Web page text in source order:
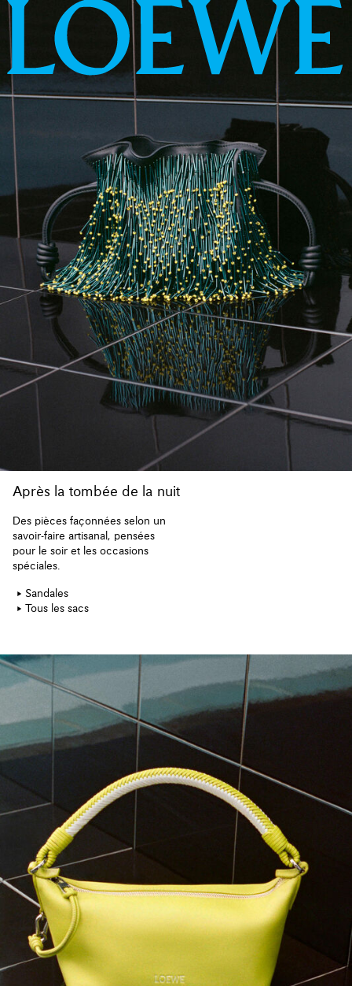
LOEWE
Après la tombée de la nuit
Des pièces façonnées selon un
savoir-faire artisanal, pensées
pour le soir et les occasions
spéciales.
Sandales
Tous les sacs